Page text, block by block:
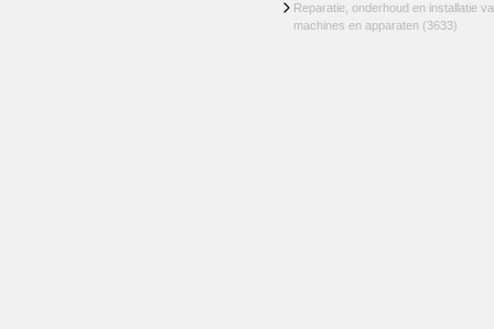
Reparatie, onderhoud en installatie
machines en apparaten (3633)